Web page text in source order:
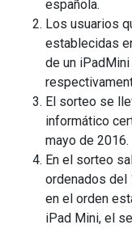
española.
Los usuarios
establecidas
de un
El sorteo se
informático
mayo de 2016.
En el sorteo
ordenados del
en el orden
iPad Mini, el